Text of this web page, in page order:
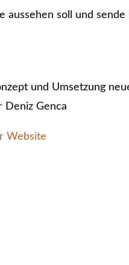
aussehen soll und
und Umsetzung
Deniz Genca
Website